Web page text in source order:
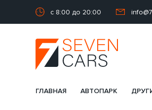
с 8:00 до 20:00
ГЛАВНАЯ АВТОПАРК